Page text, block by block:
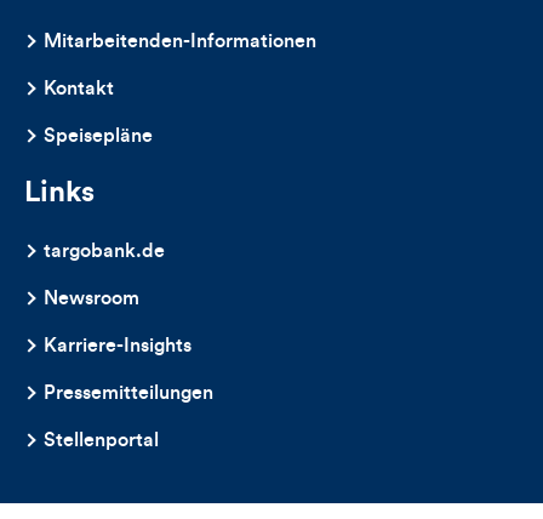
Mitarbeitenden-Informationen
Kontakt
Speisepläne
Links
targobank.de
Newsroom
Karriere-Insights
Pressemitteilungen
Stellenportal